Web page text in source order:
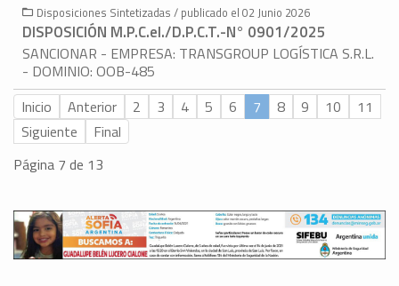
Disposiciones Sintetizadas / publicado el 02 Junio 2026
DISPOSICIÓN M.P.C.eI./D.P.C.T.-N° 0901/2025
SANCIONAR - EMPRESA: TRANSGROUP LOGÍSTICA S.R.L.
- DOMINIO: OOB-485
Inicio
Anterior 2 3 4 5 6 7 8 9 10
11
Siguiente
Final
Página 7 de 13